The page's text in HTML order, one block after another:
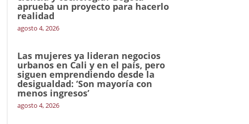
aprueba un proyecto para hacerlo
realidad
agosto 4, 2026
Las mujeres ya lideran negocios
urbanos en Cali y en el país, pero
siguen emprendiendo desde la
desigualdad: ‘Son mayoría con
menos ingresos’
agosto 4, 2026